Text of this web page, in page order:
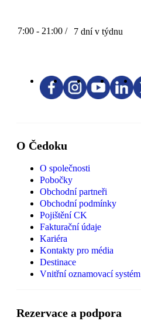
7:00 - 21:00 / 7 dní v týdnu
O Čedoku
O společnosti
Pobočky
Obchodní partneři
Obchodní podmínky
Pojištění CK
Fakturační údaje
Kariéra
Kontakty pro média
Destinace
Vnitřní oznamovací systém
Rezervace a podpora